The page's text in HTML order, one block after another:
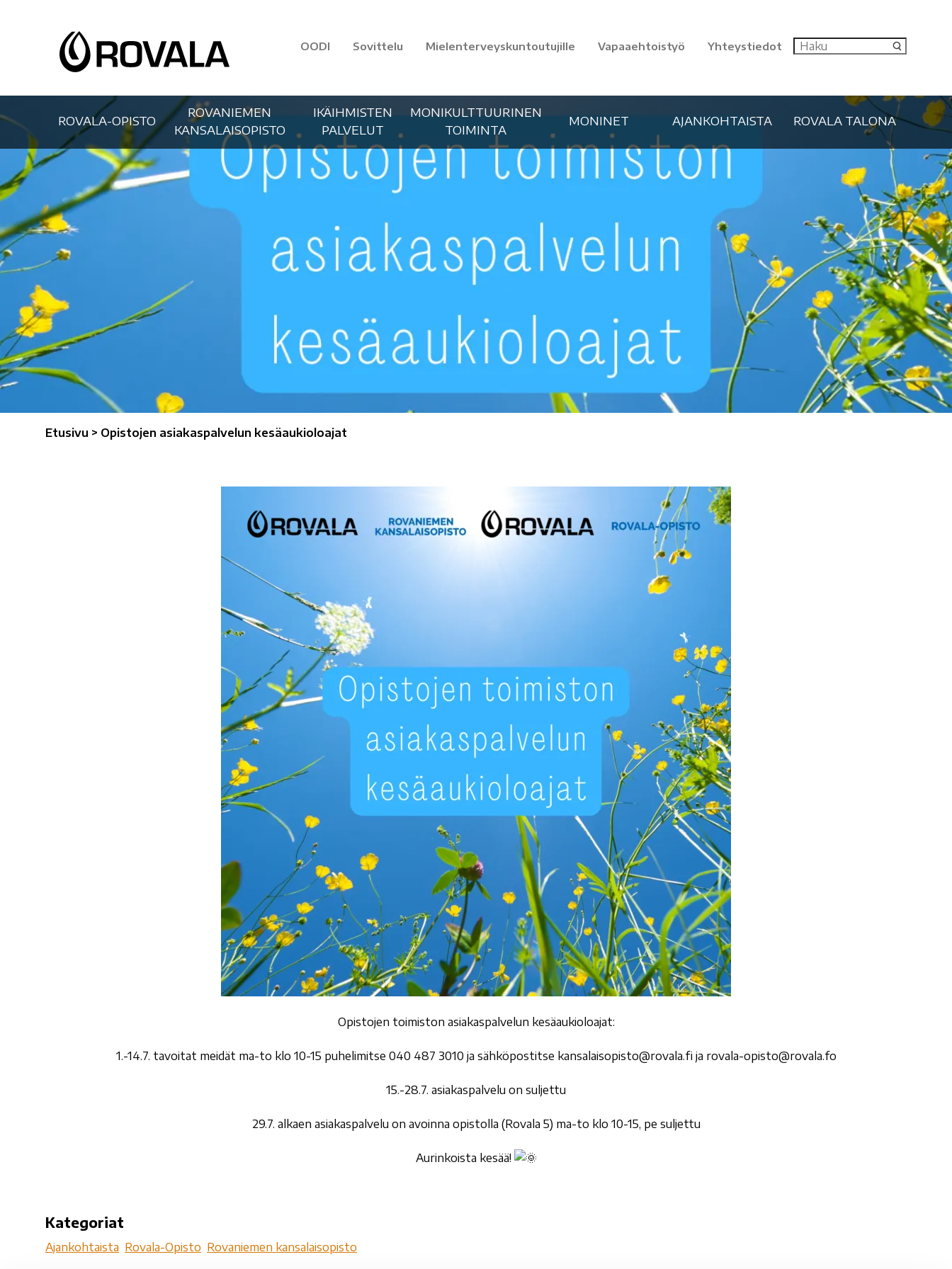
OODI Sovittelu Mielenterveyskuntoutujille Vapaaehtoistyö Yhteystiedot
ROVALA-OPISTO
ROVANIEMEN
KANSALAISOPISTO
IKÄIHMISTEN
PALVELUT
MONIKULTTUURINEN
TOIMINTA
MONINET AJANKOHTAISTA ROVALA TALONA
Etusivu > Opistojen asiakaspalvelun kesäaukioloajat
Opistojen toimiston asiakaspalvelun kesäaukioloajat:
1.-14.7. tavoitat meidät ma-to klo 10-15 puhelimitse 040 487 3010 ja sähköpostitse kansalaisopisto@rovala.fi ja rovala-opisto@rovala.fo
15.-28.7. asiakaspalvelu on suljettu
29.7. alkaen asiakaspalvelu on avoinna opistolla (Rovala 5) ma-to klo 10-15, pe suljettu
Aurinkoista kesää!
Kategoriat
Ajankohtaista Rovala-Opisto Rovaniemen kansalaisopisto